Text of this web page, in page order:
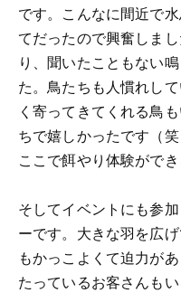
です。こんなに間近で
てだったので興奮しま
り、聞いたこともない
た。鳥たちも人慣れし
く寄ってきてくれる鳥
ちで嬉しかったです（
ここで餌やり体験ができ
そしてイベントにも参
ーです。大きな羽を広
もかっこよくて迫力が
たっているお客さんも